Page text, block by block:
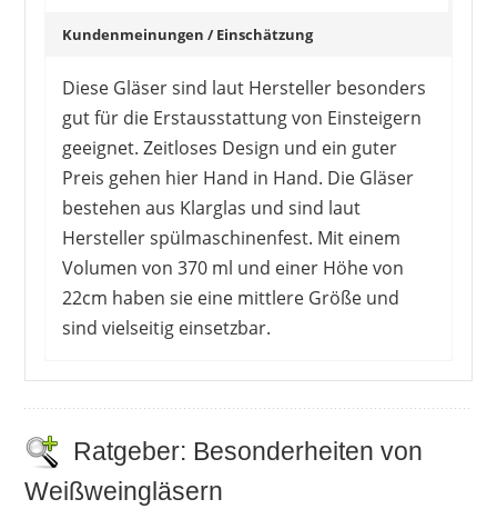
Kundenmeinungen / Einschätzung
Diese Gläser sind laut Hersteller besonders
gut für die Erstausstattung von Einsteigern
geeignet. Zeitloses Design und ein guter
Preis gehen hier Hand in Hand. Die Gläser
bestehen aus Klarglas und sind laut
Hersteller spülmaschinenfest. Mit einem
Volumen von 370 ml und einer Höhe von
22cm haben sie eine mittlere Größe und
sind vielseitig einsetzbar.
Das Design der Gläser, ihre Größe und Form
kommen bei Kunden sehr gut an. Das Glas hat
keinen Wulst am Rand, ist aber dennoch nicht
zu dünn oder fragil. Der Boden ist etwas dicker,
weshalb sie ein gutes Gewicht haben und
Ratgeber: Besonderheiten von
Weißweingläsern